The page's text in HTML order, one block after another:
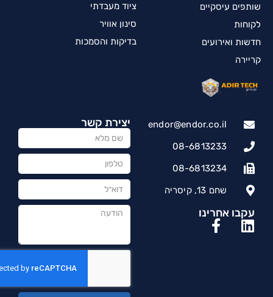
ציוד מעבדתי
סינון אוויר
בדיקות והסמכות
שותפים עיסקיים
לקוחות
חדשות ואירועים
קריירה
יצירת קשר
endor@endor.co.il
08-6813233
08-6813234
שחם 13, קיסריה
עקבו אחרינו